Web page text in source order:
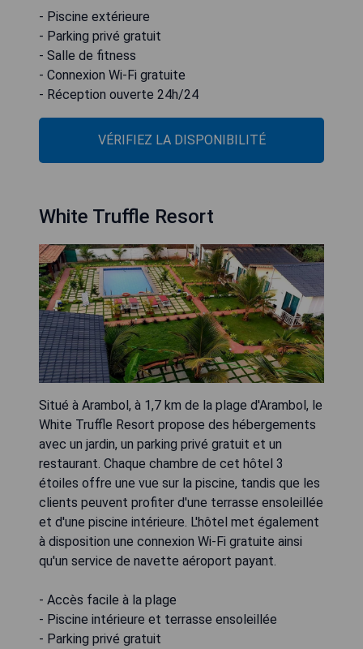
- Piscine extérieure
- Parking privé gratuit
- Salle de fitness
- Connexion Wi-Fi gratuite
- Réception ouverte 24h/24
VÉRIFIEZ LA DISPONIBILITÉ
White Truffle Resort
Situé à Arambol, à 1,7 km de la plage d'Arambol, le
White Truffle Resort propose des hébergements
avec un jardin, un parking privé gratuit et un
restaurant. Chaque chambre de cet hôtel 3
étoiles offre une vue sur la piscine, tandis que les
clients peuvent profiter d'une terrasse ensoleillée
et d'une piscine intérieure. L'hôtel met également
à disposition une connexion Wi-Fi gratuite ainsi
qu'un service de navette aéroport payant.
- Accès facile à la plage
- Piscine intérieure et terrasse ensoleillée
- Parking privé gratuit